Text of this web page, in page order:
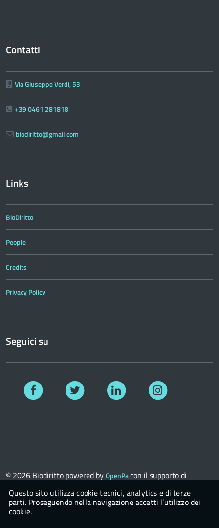
Contatti
Via Giuseppe Verdi, 53
+39 0461 281818
biodiritto@gmail.com
Links
BioDiritto
People
Credits
Privacy Policy
Seguici su
Facebook Linkedin
© 2026 Biodiritto powered byOpenPacon il supporto di
Questo sito utilizza cookie tecnici, analytics e di terze
parti. Proseguendo nella navigazione accetti l’utilizzo dei
cookie.